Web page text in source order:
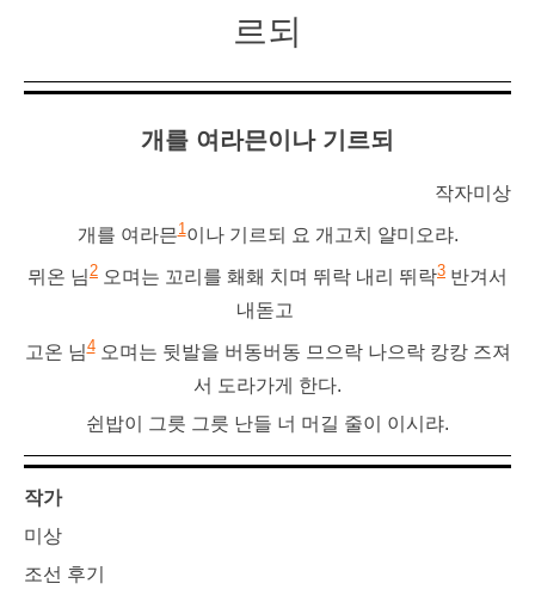
르되
개를 여라믄이나 기르되
작자미상
개를 여라믄1이나 기르되 요 개고치 얄미오랴.
뮈온 님 2 오며는 꼬리를 홰홰 치며 뛰락 내리 뛰락3 반겨서
내돋고
고온 님4오며는 뒷발을 버동버동 므으락 나으락 캉캉 즈져
서 도라가게 한다.
쉰밥이 그릇 그릇 난들 너 머길 줄이 이시랴.
작가
미상
조선 후기